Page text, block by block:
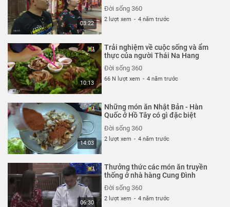
03:22
Đời sống 360
2 lượt xem - 4 năm trước
10:13
Trải nghiệm về cuộc sống và ẩm
thực của người Thái Na Hang
Đời sống 360
66 N lượt xem - 4 năm trước
14:03
Những món ăn Nhật Bản - Hàn
Quốc ở Hồ Tây có gì đặc biệt
Đời sống 360
2 lượt xem - 4 năm trước
06:30
Thưởng thức các món ăn truyền
thống ở nhà hàng Cung Đình
Đời sống 360
2 lượt xem - 4 năm trước